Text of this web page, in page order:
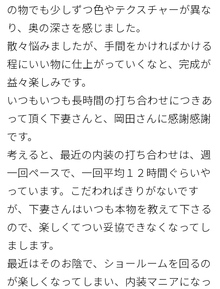
の物でも少しずつ色やテクスチャーが異な
り、奥の深さを感じました。
散々悩みましたが、手間をかければかける
程にいい物に仕上がっていくなと、完成が
益々楽しみです。
いつもいつも長時間の打ち合わせにつきあ
って頂く下妻さんと、岡田さんに感謝感謝
です。
考えると、最近の内装の打ち合わせは、週
一回ペースで、一回平均１２時間ぐらいや
っています。こだわればきりがないです
が、下妻さんはいつも本物を教えて下さる
ので、楽しくてつい妥協できなくなってし
まします。
最近はそのお陰で、ショールームを回るの
が楽しくなってしまい、内装マニアになっ